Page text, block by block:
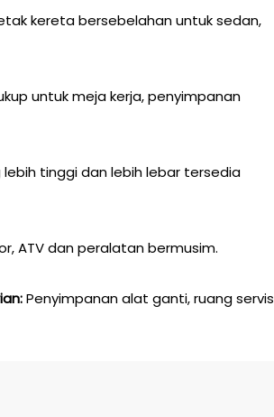
kereta bersebelahan untuk sedan,
untuk meja kerja, penyimpanan
lebih tinggi dan lebih lebar tersedia
ATV dan peralatan bermusim.
Penyimpanan alat ganti, ruang servis